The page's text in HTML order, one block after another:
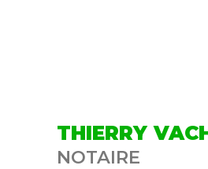
THIERRY
NOTAIRE